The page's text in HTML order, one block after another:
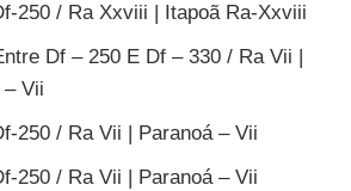
250 / Ra Xxviii | Itapoã Ra-Xxviii
Df – 250 E Df – 330 / Ra Vii |
– Vii
250 / Ra Vii | Paranoá – Vii
250 / Ra Vii | Paranoá – Vii